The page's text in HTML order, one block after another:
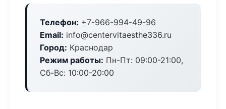
Телефон: +7-966-994-49-96
Email: info@centervitaesthe336.ru
Город: Краснодар
Режим работы: Пн-Пт: 09:00-21:00,
Сб-Вс: 10:00-20:00